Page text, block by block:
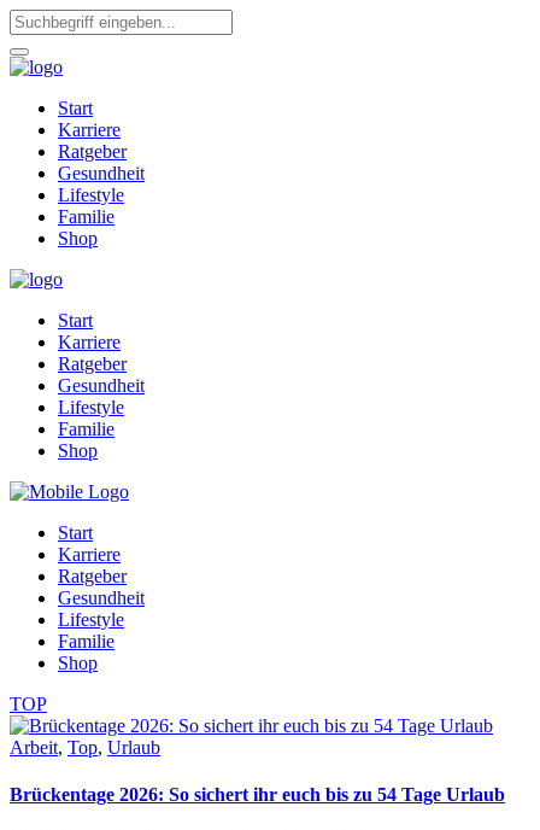
Start
Karriere
Ratgeber
Gesundheit
Lifestyle
Familie
Shop
Start
Karriere
Ratgeber
Gesundheit
Lifestyle
Familie
Shop
Start
Karriere
Ratgeber
Gesundheit
Lifestyle
Familie
Shop
TOP
Arbeit, Top, Urlaub
Brückentage 2026: So sichert ihr euch bis zu 54 Tage Urlaub